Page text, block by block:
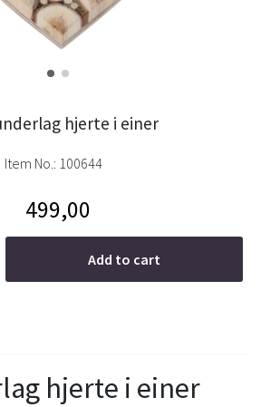
hjerte i einer
Item No.: 100644
499,00
Add to cart
hjerte i einer